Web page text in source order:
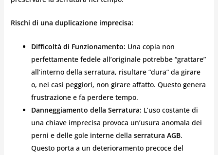
Rischi di una duplicazione imprecisa:
Difficoltà di Funzionamento: Una copia non
perfettamente fedele all’originale potrebbe “grattare”
all’interno della serratura, risultare “dura” da girare
o, nei casi peggiori, non girare affatto. Questo genera
frustrazione e fa perdere tempo.
Danneggiamento della Serratura: L’uso costante di
una chiave imprecisa provoca un’usura anomala dei
perni e delle gole interne della serratura AGB.
Questo porta a un deterioramento precoce del